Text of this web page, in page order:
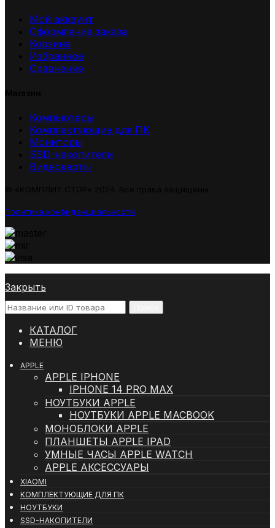
Мой аккаунт
Оформление заказа
Корзина
Избранное
Сравнение
Компьютеры
Комплектующие для ПК
Мониторы
SSD-накопители
Видеокарты
Политика конфиденциальности
Закрыть
КАТАЛОГ
МЕНЮ
APPLE
APPLE IPHONE
IPHONE 14 PRO MAX
НОУТБУКИ APPLE
НОУТБУКИ APPLE MACBOOK
МОНОБЛОКИ APPLE
ПЛАНШЕТЫ APPLE IPAD
УМНЫЕ ЧАСЫ APPLE WATCH
APPLE АКСЕССУАРЫ
XIAOMI
КОМПЛЕКТУЮЩИЕ ДЛЯ ПК
НОУТБУКИ
SSD-НАКОПИТЕЛИ